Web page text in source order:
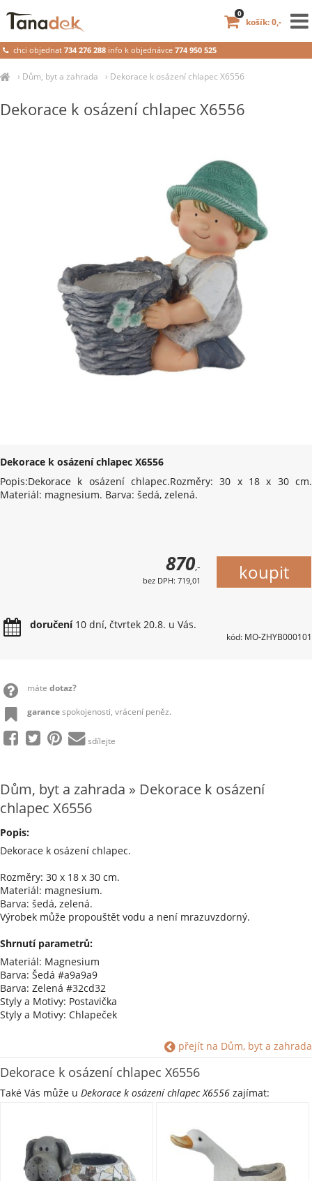
› Dům, byt a zahrada › Dekorace k osázení chlapec X6556
Dekorace k osázení chlapec X6556
Dekorace k osázení chlapec X6556
Popis:Dekorace k osázení chlapec.Rozměry: 30 x 18 x 30 cm.
Materiál: magnesium. Barva: šedá, zelená.
870,-
bez DPH: 719,01
doručení10 dní, čtvrtek 20.8. u Vás.
kód: MO-ZHYB000101
máte dotaz?
garancespokojenosti, vrácení peněz.
sdílejte
Dům, byt a zahrada » Dekorace k osázení
chlapec X6556
Popis:
Dekorace k osázení chlapec.
Rozměry: 30 x 18 x 30 cm.
Materiál: magnesium.
Barva: šedá, zelená.
Výrobek může propouštět vodu a není mrazuvzdorný.
Shrnutí parametrů:
Materiál: Magnesium
Barva: Šedá #a9a9a9
Barva: Zelená #32cd32
Styly a Motivy: Postavička
Styly a Motivy: Chlapeček
přejít na Dům, byt a zahrada
Dekorace k osázení chlapec X6556
Také Vás může u Dekorace k osázení chlapec X6556 zajímat:
chci objednat734 276 288 info k objednávce 774 950 525
košík: 0,-
0